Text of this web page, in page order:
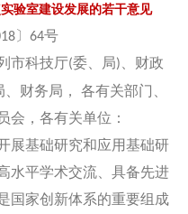
验室建设发展的若干意见
〕64号
市科技厅(委、局)、财政
财务局，
各有关部门、
会，各有关单位：
基础研究和应用基础研
水平学术交流、具备先进
国家创新体系的重要组成